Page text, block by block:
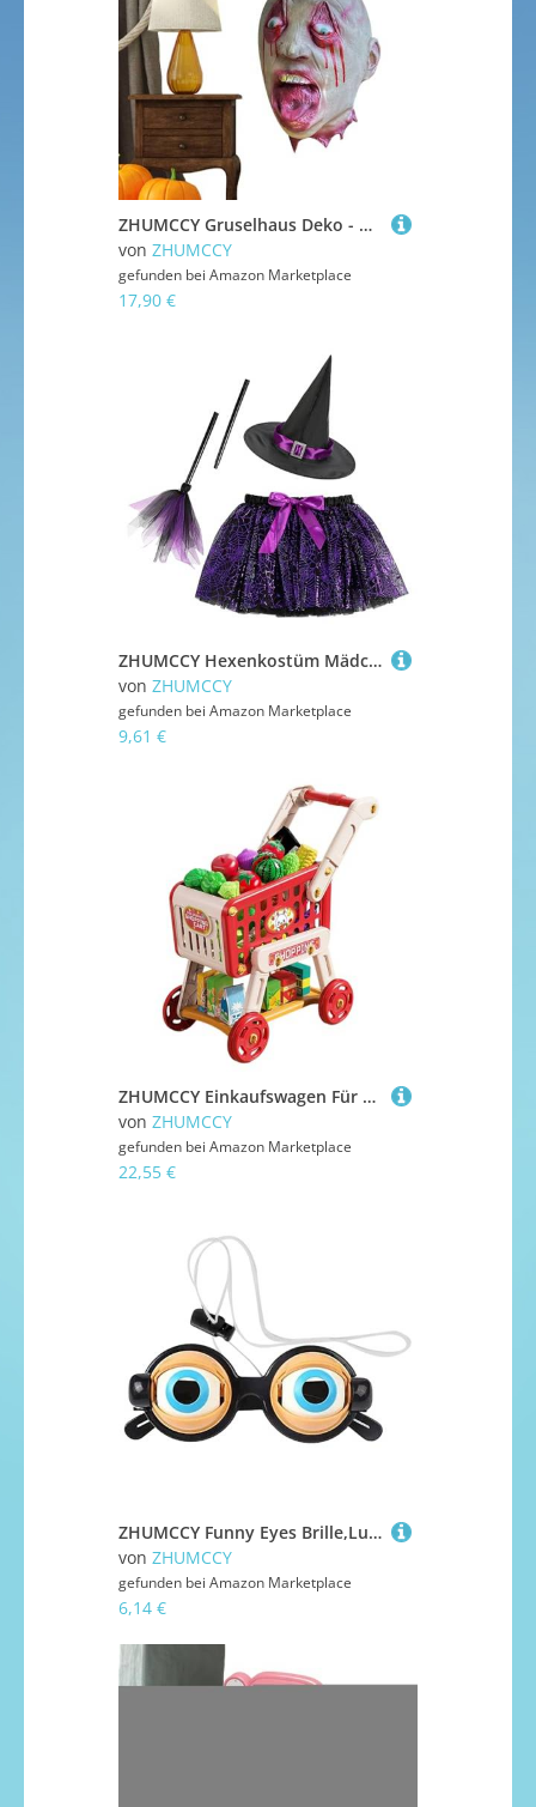
ZHUMCCY Gruselhaus Deko - Halloween-Dekoration - Für Gartenpartys Escape Room Fotohintergrund Darstellung
von ZHUMCCY
gefunden bei Amazon Marketplace
17,90 €
ZHUMCCY Hexenkostüm Mädchen - Kinder Halloween Rock-Set | Spinnennetz-Hexenoutfit Für Schule, Karneval & Theater
von ZHUMCCY
gefunden bei Amazon Marketplace
9,61 €
ZHUMCCY Einkaufswagen Für Kinder,Rollenspiel Einkaufswagen Spielset - Pädagogisches Küchenspielzeug Rollenspiel für Kinder Vorschule Lernaktivitäten Geburtstag Feiertag Zuhause Kindergarten
von ZHUMCCY
gefunden bei Amazon Marketplace
22,55 €
ZHUMCCY Funny Eyes Brille,Lustige Brille Streich Spielzeug | Gag Accessoire Kostümzubehör für Halloween Partys Themenfeste Cosplay Fotografie Geburtstag
von ZHUMCCY
gefunden bei Amazon Marketplace
6,14 €